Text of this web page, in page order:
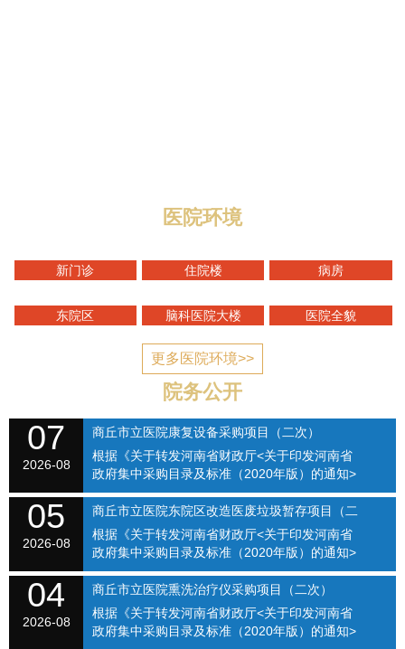
医院环境
新门诊 住院楼 病房
东院区 脑科医院大楼 医院全貌
更多医院环境>>
院务公开
07
2026-08
商丘市立医院康复设备采购项目（二次）
SQSLYY2026-074
根据《关于转发河南省财政厅<关于印发河南省
政府集中采购目录及标准（2020年版）的通知>
的通知》（商财购〔2020〕1号）和《商丘市立
医院关于修订招标采购流程的通知》（商立院字
【2021】...
05
2026-08
商丘市立医院东院区改造医废垃圾暂存项目（二
次）（SQSLYY2026-075）
根据《关于转发河南省财政厅<关于印发河南省
政府集中采购目录及标准（2020年版）的通知>
的通知》（商财购〔2020〕1号）和《商丘市立
医院关于修订招标采购流程的通知》（商立院字
【2021】...
04
2026-08
商丘市立医院熏洗治疗仪采购项目（二次）
（SQSLYY2026-076）
根据《关于转发河南省财政厅<关于印发河南省
政府集中采购目录及标准（2020年版）的通知>